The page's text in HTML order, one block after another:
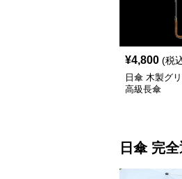
¥4,800 (税
日傘 木製グ
高級長傘
日傘 完